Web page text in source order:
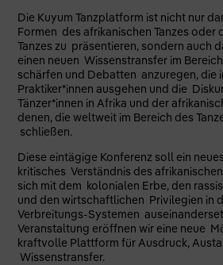
Die Kuyum Tanzplatform ist nicht nur
Formen des afrikanischen Tanzes oder
Tanzes zu präsentieren, sondern auch
einen neuen Wissenstransfer im
schärfen und Debatten anzuregen, die
Praktiker*innen ausgehen und die
Tänzer*innen in Afrika und der
denen, die weltweit im Bereich des
schließen.
Diese eintägige Konferenz soll ein
kritisches Verständnis des
sich mit dem kolonialen Erbe, den
und den wirtschaftlichen Privilegien in
Verbreitungs-Systemen
Veranstaltung eröffnen wir eine neue
kraftvolle Plattform für Ausdruck,
Wissenstransfer.